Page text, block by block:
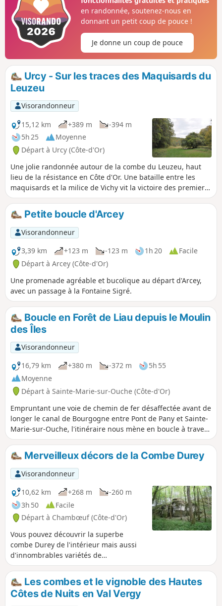
en randonnée, soutenez-nous en
donnant un petit coup de pouce !
Je donne un coup de pouce
Urcy - Sur les traces des Maquisards du
Leuzeu
Visorandonneur
15,12 km
+389 m
-394 m
5h 25
Moyenne
Départ à Urcy (Côte-d'Or)
Une jolie randonnée autour de la combe du Leuzeu, haut
lieu de la résistance en Côte d'Or. Une bataille entre les
maquisards et la milice de Vichy vit la victoire des premiers
en Juillet 1944.
Petite boucle d'Arcey
Visorandonneur
3,39 km
+123 m -123 m 1h 20
Facile
Départ à Arcey (Côte-d'Or)
Une promenade agréable et bucolique au départ d'Arcey,
avec un passage à la Fontaine Sigré.
Boucle en Forêt de Liau depuis le Moulin
des Îles
Visorandonneur
16,79 km
+380 m -372 m
5h 55
Moyenne
Départ à Sainte-Marie-sur-Ouche (Côte-d'Or)
Empruntant une voie de chemin de fer désaffectée avant de
longer le canal de Bourgogne entre Pont de Pany et Sainte-
Marie-sur-Ouche, l'itinéraire nous mène en boucle à travers
la Forêt de Liau, en passant par Arcey,
Merveilleux décors de la Combe Durey
Visorandonneur
10,62 km
+268 m
-260 m
3h 50
Facile
Départ à Chambœuf (Côte-d'Or)
Vous pouvez découvrir la superbe
combe Durey de l'intérieur mais aussi
d'innombrables variétés de
champignons.
Les combes et le vignoble des Hautes
Côtes de Nuits en Val Vergy